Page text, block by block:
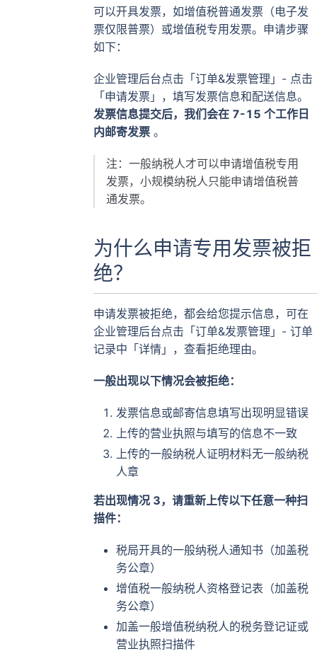
可以开具发票，如增值税普通发票（电子发
票仅限普票）或增值税专用发票。申请步骤
如下：
企业管理后台点击「订单&发票管理」- 点击
「申请发票」，填写发票信息和配送信息。
发票信息提交后，我们会在 7-15 个工作日
内邮寄发票 。
注：一般纳税人才可以申请增值税专用
发票，小规模纳税人只能申请增值税普
通发票。
为什么申请专用发票被拒
绝？
申请发票被拒绝，都会给您提示信息，可在
企业管理后台点击「订单&发票管理」- 订单
记录中「详情」，查看拒绝理由。
一般出现以下情况会被拒绝：
发票信息或邮寄信息填写出现明显错误
上传的营业执照与填写的信息不一致
上传的一般纳税人证明材料无一般纳税
人章
若出现情况 3，请重新上传以下任意一种扫
描件：
税局开具的一般纳税人通知书（加盖税
务公章）
增值税一般纳税人资格登记表（加盖税
务公章）
加盖一般增值税纳税人的税务登记证或
营业执照扫描件